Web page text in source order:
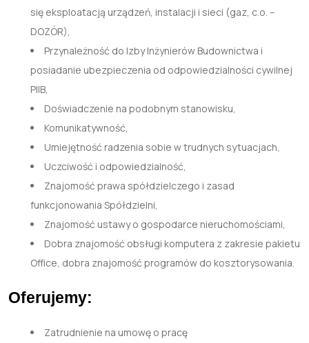
się eksploatacją urządzeń, instalacji i sieci (gaz, c.o. –
DOZÓR),
Przynależność do Izby Inżynierów Budownictwa i
posiadanie ubezpieczenia od odpowiedzialności cywilnej
PIIB,
Doświadczenie na podobnym stanowisku,
Komunikatywność,
Umiejętność radzenia sobie w trudnych sytuacjach,
Uczciwość i odpowiedzialność,
Znajomość prawa spółdzielczego i zasad
funkcjonowania Spółdzielni,
Znajomość ustawy o gospodarce nieruchomościami,
Dobra znajomość obsługi komputera z zakresie pakietu
Office, dobra znajomość programów do kosztorysowania.
Oferujemy:
Zatrudnienie na umowę o pracę